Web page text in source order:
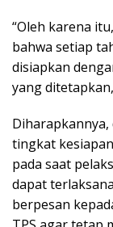
“Oleh karena
bahwa setiap
disiapkan
yang
Diharapkannya,
tingkat
pada saat
dapat
berpesan